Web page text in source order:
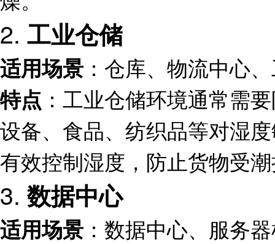
2. 工业仓储
适用场景 ：仓库、物流中心
特点 ：工业仓储环境通常需
设备、食品、纺织品等对湿
有效控制湿度，防止货物受
3. 数据中心
适用场景 ：数据中心、服务